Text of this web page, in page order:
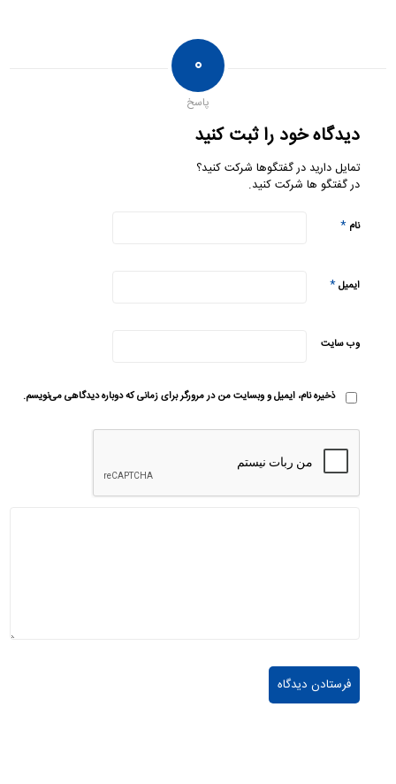
۰
پاسخ
دیدگاه خود را ثبت کنید
تمایل دارید در گفتگوها شرکت کنید؟
در گفتگو ها شرکت کنید.
نام*
ایمیل*
وب‌ سایت
ذخیره نام، ایمیل و وبسایت من در مرورگر برای زمانی که دوباره دیدگاهی می‌نویسم.